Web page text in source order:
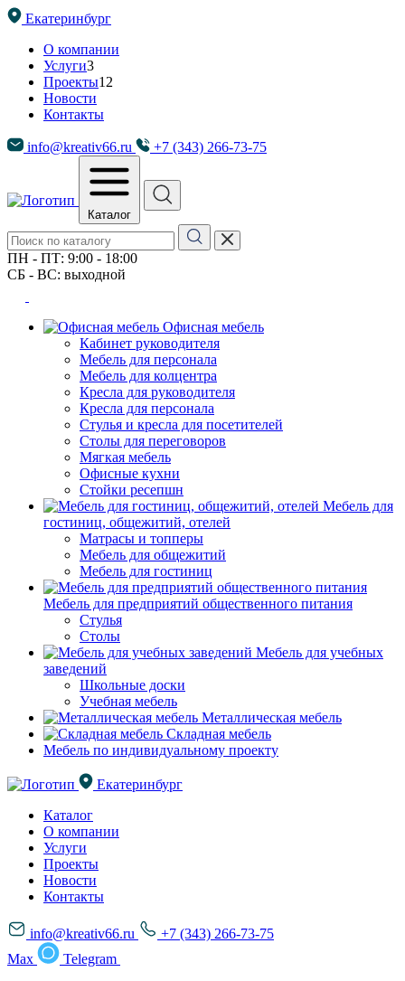
Екатеринбург
О компании
Услуги3
Проекты12
Новости
Контакты
info@kreativ66.ru +7 (343) 266-73-75
Каталог
ПН - ПТ: 9:00 - 18:00
СБ - ВС: выходной
Офисная мебель
Кабинет руководителя
Мебель для персонала
Мебель для колцентра
Кресла для руководителя
Кресла для персонала
Стулья и кресла для посетителей
Столы для переговоров
Мягкая мебель
Офисные кухни
Стойки ресепшн
Мебель для
гостиниц, общежитий, отелей
Матрасы и топперы
Мебель для общежитий
Мебель для гостиниц
Мебель для предприятий общественного питания
Стулья
Столы
Мебель для учебных
заведений
Школьные доски
Учебная мебель
Металлическая мебель
Складная мебель
Мебель по индивидуальному проекту
Екатеринбург
Каталог
О компании
Услуги
Проекты
Новости
Контакты
info@kreativ66.ru
+7 (343) 266-73-75
Max
Telegram